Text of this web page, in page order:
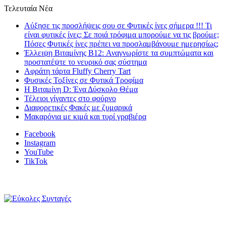
Τελευταία Νέα
Αύξησε τις προσλήψεις σου σε Φυτικές ίνες σήμερα !!! Τι
είναι φυτικές ίνες; Σε ποιά τρόφιμα μπορούμε να τις βρούμε;
Πόσες Φυτικές ίνες πρέπει να προσλαμβάνουμε ημερησίως;
Έλλειψη Βιταμίνης B12: Αναγνωρίστε τα συμπτώματα και
προστατέψτε το νευρικό σας σύστημα
Αφράτη τάρτα Fluffy Cherry Tart
Φυσικές Τοξίνες σε Φυτικά Τροφίμα
Η Βιταμίνη D: Ένα Δύσκολο Θέμα
Τέλειοι γίγαντες στο φούρνο
Διαφορετικές Φακές με ζυμαρικά
Μακαρόνια με κιμά και τυρί γραβιέρα
Facebook
Instagram
YouTube
TikTok